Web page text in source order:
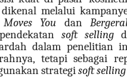
melalui
You dan
soft selling
dalam penelitian
tetapi sebagai
strategisoft selling